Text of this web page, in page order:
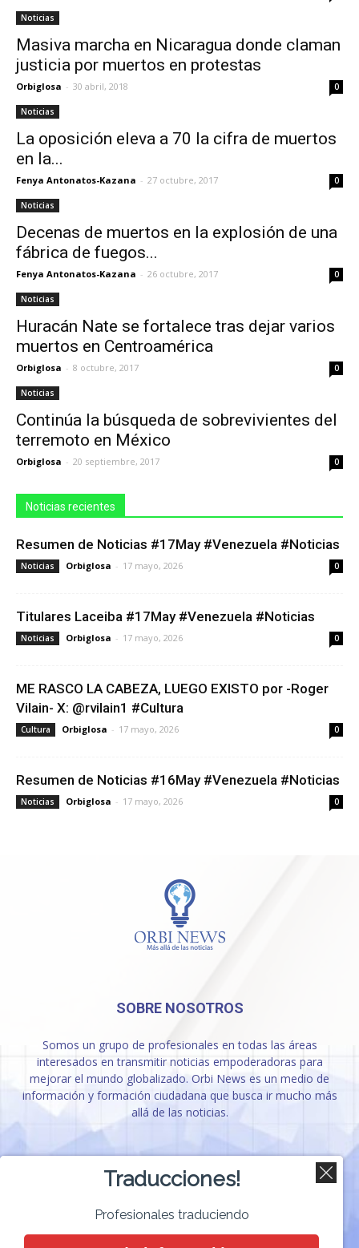
Noticias
Masiva marcha en Nicaragua donde claman
justicia por muertos en protestas
Orbiglosa - 30 abril, 2018 0
Noticias
La oposición eleva a 70 la cifra de muertos
en la...
Fenya Antonatos-Kazana - 27 octubre, 2017 0
Noticias
Decenas de muertos en la explosión de una
fábrica de fuegos...
Fenya Antonatos-Kazana - 26 octubre, 2017 0
Noticias
Huracán Nate se fortalece tras dejar varios
muertos en Centroamérica
Orbiglosa - 8 octubre, 2017 0
Noticias
Continúa la búsqueda de sobrevivientes del
terremoto en México
Orbiglosa - 20 septiembre, 2017 0
Noticias recientes
Resumen de Noticias #17May #Venezuela #Noticias
Noticias Orbiglosa - 17 mayo, 2026 0
Titulares Laceiba #17May #Venezuela #Noticias
Noticias Orbiglosa - 17 mayo, 2026 0
ME RASCO LA CABEZA, LUEGO EXISTO por -Roger
Vilain- X: @rvilain1 #Cultura
Cultura Orbiglosa - 17 mayo, 2026 0
Resumen de Noticias #16May #Venezuela #Noticias
Noticias Orbiglosa - 17 mayo, 2026 0
SOBRE NOSOTROS
Somos un grupo de profesionales en todas las áreas
interesados en transmitir noticias empoderadoras para
mejorar el mundo globalizado. Orbi News es un medio de
información y formación ciudadana que busca ir mucho más
allá de las noticias.
SÍGUENOS
Traducciones!
Profesionales traduciendo